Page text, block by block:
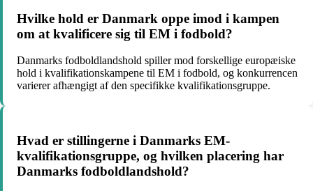
Hvilke hold er Danmark oppe imod i kampen
om at kvalificere sig til EM i fodbold?
Danmarks fodboldlandshold spiller mod forskellige europæiske
hold i kvalifikationskampene til EM i fodbold, og konkurrencen
varierer afhængigt af den specifikke kvalifikationsgruppe.
Hvad er stillingerne i Danmarks EM-
kvalifikationsgruppe, og hvilken placering har
Danmarks fodboldlandshold?